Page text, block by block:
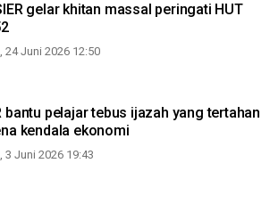
gelar khitan massal peringati HUT
24 Juni 2026 12:50
bantu pelajar tebus ijazah yang tertahan
kendala ekonomi
3 Juni 2026 19:43